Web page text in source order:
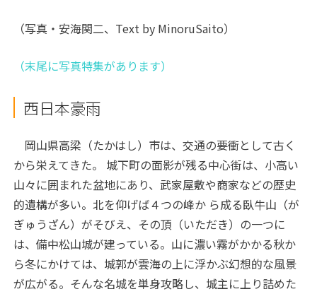
（写真・安海関二、Text by MinoruSaito）
（末尾に写真特集があります）
西日本豪雨
岡山県高梁（たかはし）市は、交通の要衝として古く
から栄えてきた。 城下町の面影が残る中心街は、小高い
山々に囲まれた盆地にあり、武家屋敷や商家などの歴史
的遺構が多い。北を仰げば４つの峰か ら成る臥牛山（が
ぎゅうざん）がそびえ、その頂（いただき）の一つに
は、備中松山城が建っている。山に濃い霧がかかる秋か
ら冬にかけては、城郭が雲海の上に浮かぶ幻想的な風景
が広がる。そんな名城を単身攻略し、城主に上り詰めた